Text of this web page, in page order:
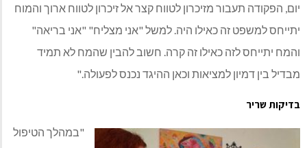
יום, הפקודה תעבור מזיכרון לטווח קצר אל זיכרון לטווח ארוך והמוח
יתייחס למשפט זה כאילו היה. למשל "אני מצליח" "אני בריאה"
והמח יתייחס לזה כאילו זה קרה. חשוב להבין שהמח לא תמיד
מבדיל בין דמיון למציאות וכאן ההיגד נכנס לפעולה."
בדיקות שריר
"במהלך הטיפול